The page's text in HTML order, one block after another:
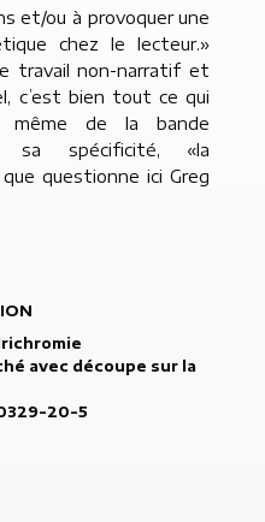
et/ou à provoquer une
chez le lecteur.»
travail non-narratif et
c’est bien tout ce qui
même de la bande
sa spécificité, «la
questionne ici Greg
avec découpe sur la
20-5